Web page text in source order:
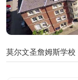
莫尔文圣詹姆斯学校